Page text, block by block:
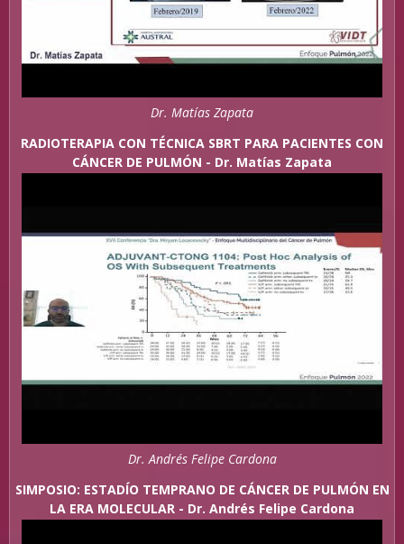
Dr. Matías Zapata
RADIOTERAPIA CON TÉCNICA SBRT PARA PACIENTES CON
CÁNCER DE PULMÓN - Dr. Matías Zapata
Dr. Andrés Felipe Cardona
SIMPOSIO: ESTADÍO TEMPRANO DE CÁNCER DE PULMÓN EN
LA ERA MOLECULAR - Dr. Andrés Felipe Cardona